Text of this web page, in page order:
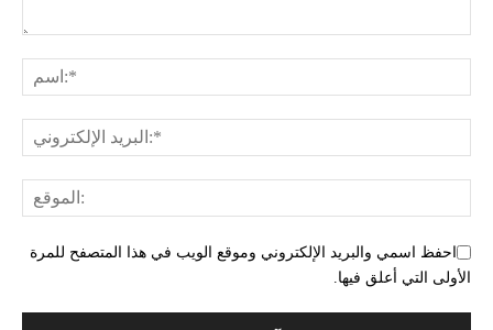
احفظ اسمي والبريد الإلكتروني وموقع الويب في هذا المتصفح للمرة
الأولى التي أعلق فيها.